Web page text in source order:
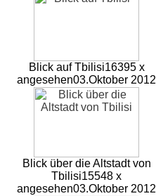
Blick auf Tbilisi16395 x
angesehen03.Oktober 2012
Blick über die Altstadt von
Tbilisi15548 x
angesehen03.Oktober 2012